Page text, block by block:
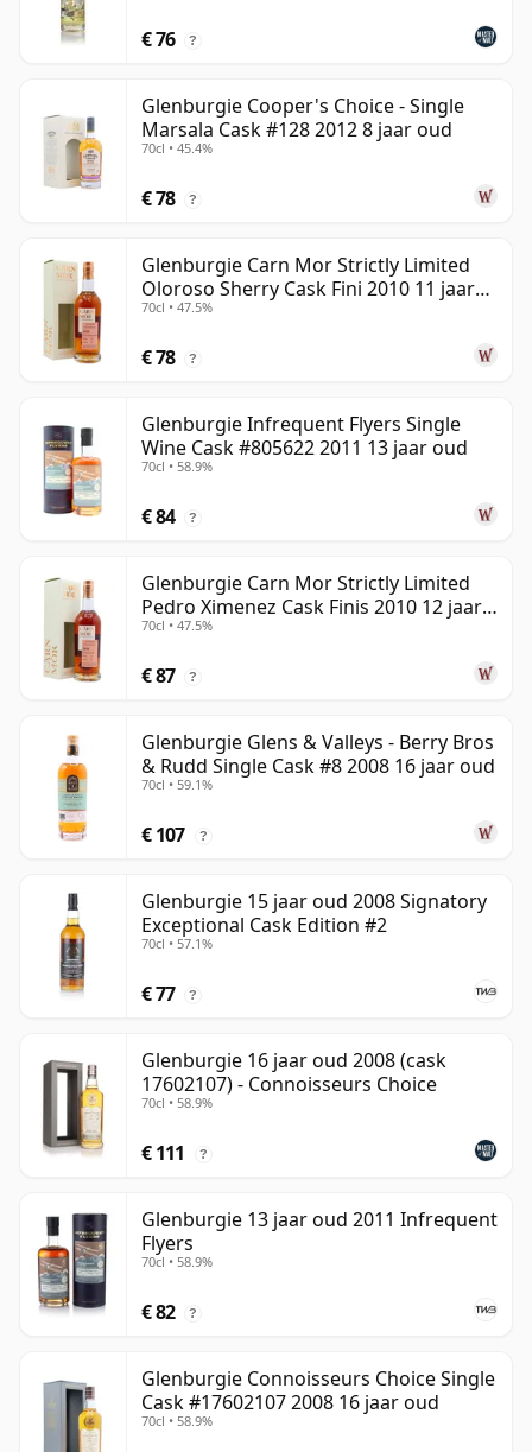
€ 76 ?
Glenburgie Cooper's Choice - Single
Marsala Cask #128 2012 8 jaar oud
70cl • 45.4%
€ 78 ?
Glenburgie Carn Mor Strictly Limited
Oloroso Sherry Cask Fini 2010 11 jaar
oud
70cl • 47.5%
€ 78 ?
Glenburgie Infrequent Flyers Single
Wine Cask #805622 2011 13 jaar oud
70cl • 58.9%
€ 84 ?
Glenburgie Carn Mor Strictly Limited
Pedro Ximenez Cask Finis 2010 12 jaar
oud
70cl • 47.5%
€ 87 ?
Glenburgie Glens & Valleys - Berry Bros
& Rudd Single Cask #8 2008 16 jaar oud
70cl • 59.1%
€ 107 ?
Glenburgie 15 jaar oud 2008 Signatory
Exceptional Cask Edition #2
70cl • 57.1%
€ 77 ?
Glenburgie 16 jaar oud 2008 (cask
17602107) - Connoisseurs Choice
70cl • 58.9%
€ 111 ?
Glenburgie 13 jaar oud 2011 Infrequent
Flyers
70cl • 58.9%
€ 82 ?
Glenburgie Connoisseurs Choice Single
Cask #17602107 2008 16 jaar oud
70cl • 58.9%